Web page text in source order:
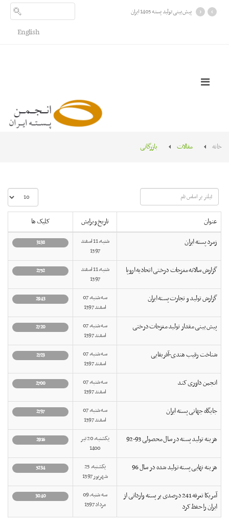
پیش بینی تولید پسته 1405 ایران ›
‹
English
خانه مقالات بازرگانی
فیلتر
بر
اساس
نام
نمایش
#
عنوان
تاریخ ویرایش
کلیک ها
زمرد پسته ایران
شنبه, 11 اسفند
1397
3138
گزارش سالانه مغزجات درختی اتحادیه اروپا
شنبه, 11 اسفند
1397
2752
گزارش تولید و تجارت پسته ایران
سه شنبه, 07
اسفند 1397
2943
پیش بینی مقدار تولید مغزجات درختی
سه شنبه, 07
اسفند 1397
2720
شناخت رقیب هندی-آفریقایی
سه شنبه, 07
اسفند 1397
2723
انجمن داوری کند
سه شنبه, 07
اسفند 1397
2700
جایگاه جهانی پسته ایران
سه شنبه, 07
اسفند 1397
2737
هزینه تولید پسته در سال محصولی 93-92
یکشنبه, 20 تیر
1400
2916
هزینه نهایی پسته تولید شده در سال 96
یکشنبه, 25
شهریور 1397
5234
آمریکا تعرفه 241 درصدی بر پسته وارداتی از
ایران را حفظ کرد
سه شنبه, 09
مرداد 1397
3040